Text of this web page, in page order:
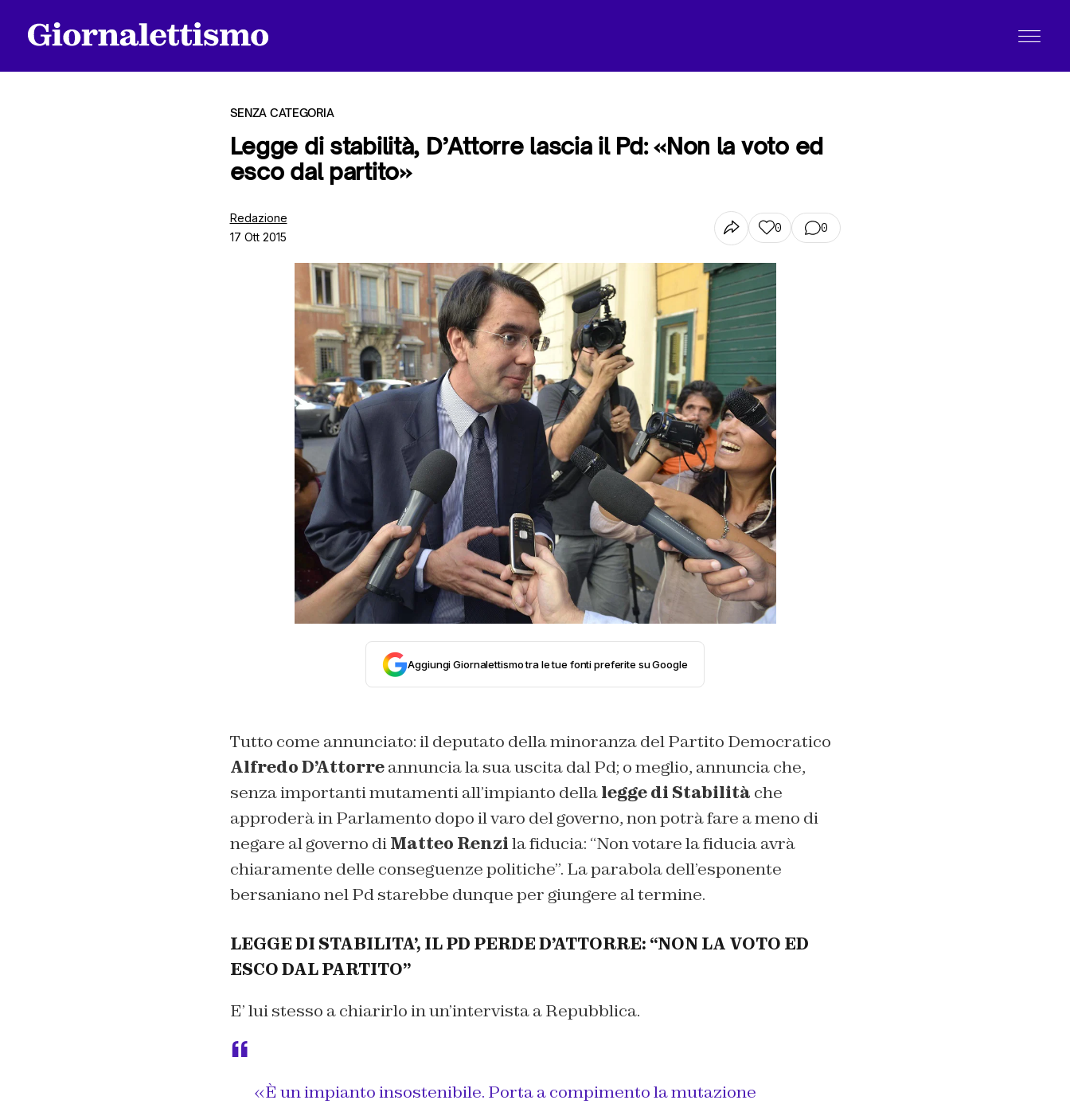
SENZA CATEGORIA
Legge di stabilità, D’Attorre lascia il Pd: «Non la voto ed
esco dal partito»
Redazione
17 Ott 2015
0 0
Aggiungi Giornalettismo tra le tue fonti preferite su Google
Tutto come annunciato: il deputato della minoranza del Partito Democratico
Alfredo D’Attorreannuncia la sua uscita dal Pd; o meglio, annuncia che,
senza importanti mutamenti all’impianto dellalegge di Stabilità che
approderà in Parlamento dopo il varo del governo, non potrà fare a meno di
negare al governo diMatteo Renzila fiducia: “Non votare la fiducia avrà
chiaramente delle conseguenze politiche”. La parabola dell’esponente
bersaniano nel Pd starebbe dunque per giungere al termine.
LEGGE DI STABILITA’, IL PD PERDE D’ATTORRE: “NON LA VOTO ED
ESCO DAL PARTITO”
E’ lui stesso a chiarirlo in un’intervista a Repubblica.
«È un impianto insostenibile. Porta a compimento la mutazione